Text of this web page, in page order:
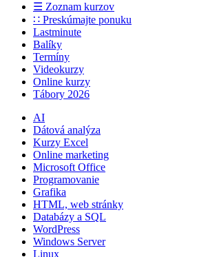
☰ Zoznam kurzov
∷ Preskúmajte ponuku
Lastminute
Balíky
Termíny
Videokurzy
Online kurzy
Tábory 2026
AI
Dátová analýza
Kurzy Excel
Online marketing
Microsoft Office
Programovanie
Grafika
HTML, web stránky
Databázy a SQL
WordPress
Windows Server
Linux